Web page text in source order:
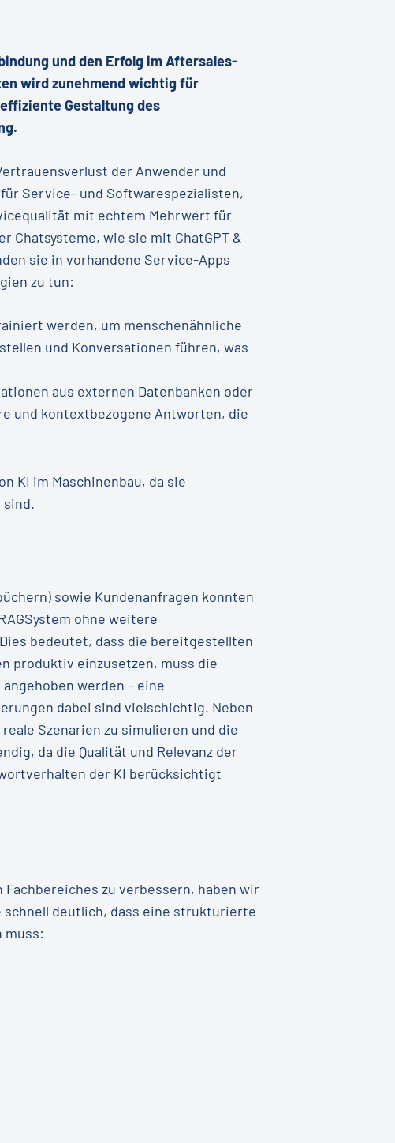
und den Erfolg im Aftersales-
wird zunehmend wichtig für
Gestaltung des
der Anwender und
Service- und Softwarespezialisten,
mit echtem Mehrwert für
Chatsysteme, wie sie mit ChatGPT &
sie in vorhandene Service-Apps
zu tun:
werden, um menschenähnliche
und Konversationen führen, was
aus externen Datenbanken oder
und kontextbezogene Antworten, die
KI im Maschinenbau, da sie
sind.
sowie Kundenanfragen konnten
ohne weitere
bedeutet, dass die bereitgestellten
produktiv einzusetzen, muss die
werden – eine
dabei sind vielschichtig. Neben
Szenarien zu simulieren und die
da die Qualität und Relevanz der
der KI berücksichtigt
zu verbessern, haben wir
deutlich, dass eine strukturierte
muss: